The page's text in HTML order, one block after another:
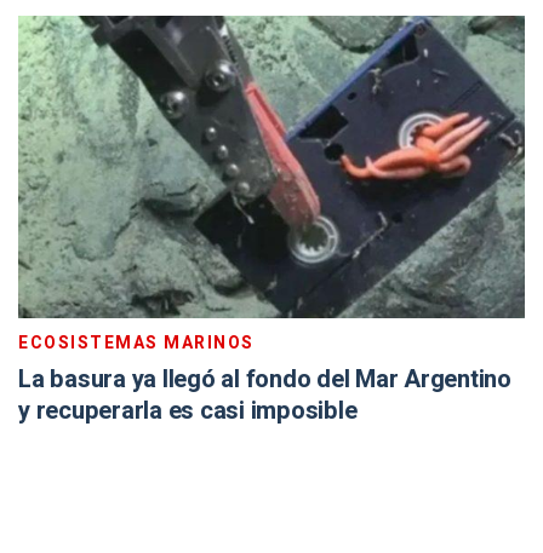
ECOSISTEMAS MARINOS
La basura ya llegó al fondo del Mar Argentino
y recuperarla es casi imposible